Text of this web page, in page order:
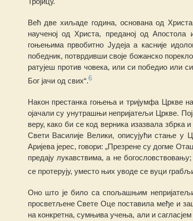
Већ две хиљаде година, основана од
наученој од Христа, преданој од
гоњењима првобитно Јудеја а касније
победник, потврдивши своје божанско
ратујеш против човека, или си победио или
Бог јачи од свих“.6
Након престанка гоњења и тријумфа Цркве
ојачали су унутрашњи непријатељи Цркве.
веру, како би се код верника изазвала
Свети Василије Велики, описујући стање у
Аријева јерес, говори: „Презрене су догме
предају лукавствима, а не
се протерују, уместо њих уводе се вуци
Оно што је било са спољашњим
просветљене Свете Оце поставила међе и
на конкретна, сумњива учења, али и